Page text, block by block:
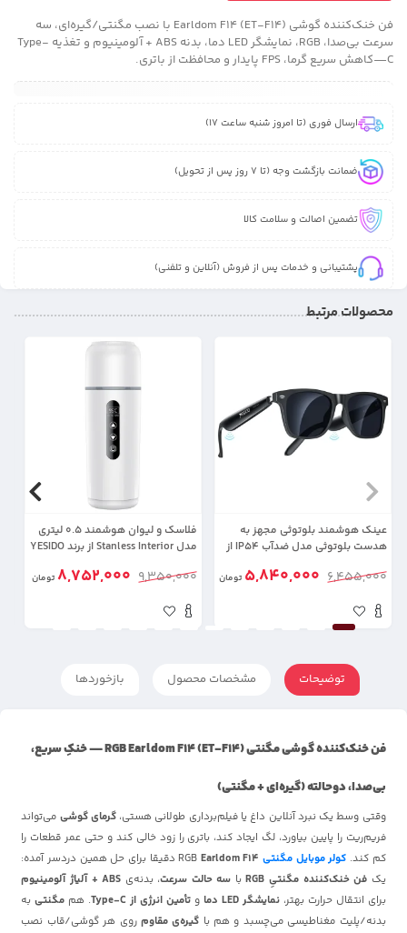
فن خنک‌کننده گوشی Earldom F14 (ET-F14) با نصب مگنتی/گیره‌ای، سه
سرعت بی‌صدا، RGB، نمایشگر LED دما، بدنه ABS + آلومینیوم و تغذیه Type-
C—کاهش سریع گرما، FPS پایدار و محافظت از باتری.
ارسال فوری (تا امروز شنبه ساعت 17)
ضمانت بازگشت وجه (تا 7 روز پس از تحویل)
تضمین اصالت و سلامت کالا
پشتیبانی و خدمات پس از فروش (آنلاین و تلفنی)
محصولات مرتبط
عینک هوشمند بلوتوثی مجهز به
هدست بلوتوثی مدل ضدآب IP54 از
6,455,000
5,840,000 تومان
فلاسک و لیوان هوشمند 0.5 لیتری
مدل Stanless Interior از برند YESIDO
9,350,000
8,752,000 تومان
توضیحات مشخصات محصول بازخوردها
فن خنک‌کننده گوشی مگنتی RGB Earldom F14 (ET-F14) — خنکِ سریع،
بی‌صدا، دوحالته (گیره‌ای + مگنتی)
وقتی وسط یک نبرد آنلاین داغ یا فیلم‌برداری طولانی هستی،گرمای گوشی می‌تواند
فریم‌ریت را پایین بیاورد، لگ ایجاد کند، باتری را زود خالی کند و حتی عمر قطعات را
کم کند. کولر موبایل مگنتیRGB
Earldom F14
دقیقا برای حل همین دردسر آمده:
یک فن خنک‌کننده مگنتیِ RGB با سه حالت سرعت، بدنه‌ی ABS + آلیاژ آلومینیوم
برای انتقال حرارت بهتر،نمایشگر LED دما و تأمین انرژی از Type-C . هم مگنتیبه
بدنه/پلیت مغناطیسی می‌چسبد و هم با گیره‌ی مقاوم روی هر گوشی/قاب نصب